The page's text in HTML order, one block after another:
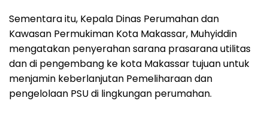
Sementara itu, Kepala Dinas Perumahan dan
Kawasan Permukiman Kota Makassar, Muhyiddin
mengatakan penyerahan sarana prasarana utilitas
dan di pengembang ke kota Makassar tujuan untuk
menjamin keberlanjutan Pemeliharaan dan
pengelolaan PSU di lingkungan perumahan.